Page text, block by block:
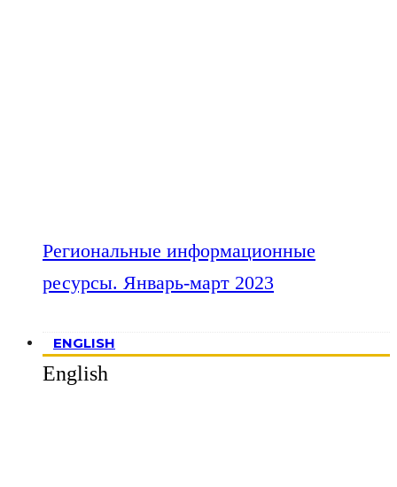
Региональные информационные
ресурсы. Январь-март 2023
ENGLISH
English